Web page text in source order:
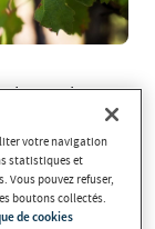
si parlem
estan
us
properes
votre navigation
statistiques et
Vous pouvez refuser,
boutons collectés.
de cookies